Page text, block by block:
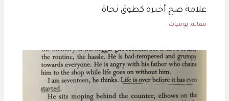
علامة صح أخيرة كطوق نجاة
مقالة, يوميات